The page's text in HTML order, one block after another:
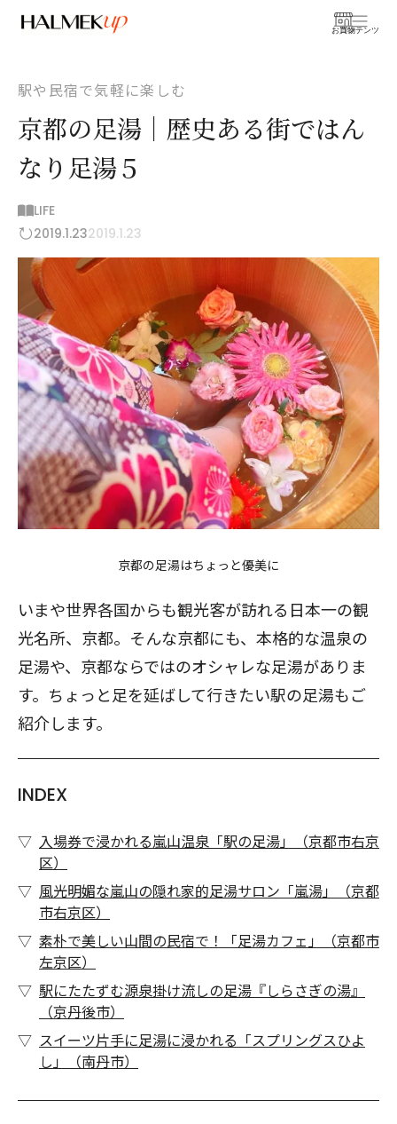
お買物
コンテンツ
駅や民宿で気軽に楽しむ
京都の足湯｜歴史ある街ではん
なり足湯５
LIFE
2019.1.232019.1.23
京都の足湯はちょっと優美に
いまや世界各国からも観光客が訪れる日本一の観
光名所、京都。そんな京都にも、本格的な温泉の
足湯や、京都ならではのオシャレな足湯がありま
す。ちょっと足を延ばして行きたい駅の足湯もご
紹介します。
INDEX
入場券で浸かれる嵐山温泉「駅の足湯」（京都市右京
区）
風光明媚な嵐山の隠れ家的足湯サロン「嵐湯」（京都
市右京区）
素朴で美しい山間の民宿で！「足湯カフェ」（京都市
左京区）
駅にたたずむ源泉掛け流しの足湯『しらさぎの湯』
（京丹後市）
スイーツ片手に足湯に浸かれる「スプリングスひよ
し」（南丹市）